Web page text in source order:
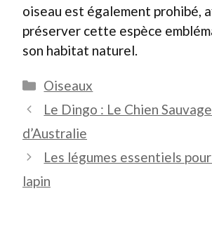
oiseau est également prohibé,
préserver cette espèce
son habitat naturel.
Catégories
Oiseaux
Le Dingo : Le Chien
d’Australie
Les légumes essentiels
lapin